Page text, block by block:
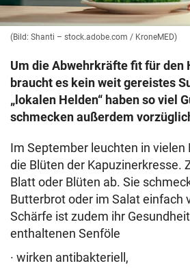
(Bild: Shanti – stock.adobe.com / KroneMED)
Um die Abwehrkräfte fit für den
braucht es kein weit gereistes
„lokalen Helden“ haben so viel
schmecken außerdem
Im September leuchten in
die Blüten der Kapuzinerkresse.
Blatt oder Blüten ab. Sie
Butterbrot oder im Salat einfach
Schärfe ist zudem ihr
enthaltenen Senföle
· wirken antibakteriell,